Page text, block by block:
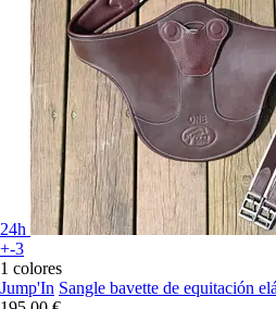
24h
+-3
1 colores
Jump'In Sangle bavette de equitación